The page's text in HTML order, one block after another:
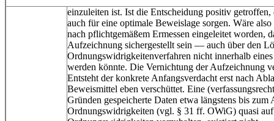
einzuleiten ist. Ist die Entscheidung positiv
auch für eine optimale Beweislage sorgen. Wäre
nach pflichtgemäßem Ermessen eingeleitet worden,
Aufzeichnung sichergestellt sein — auch über den
Ordnungswidrigkeitenverfahren nicht innerhalb
werden könnte. Die Vernichtung der Aufzeichnung
Entsteht der konkrete Anfangsverdacht erst nach
Beweismittel eben verschüttet. Eine
Gründen gespeicherte Daten etwa längstens bis
Ordnungswidrigkeiten (vgl. § 31 ff. OWiG) quasi